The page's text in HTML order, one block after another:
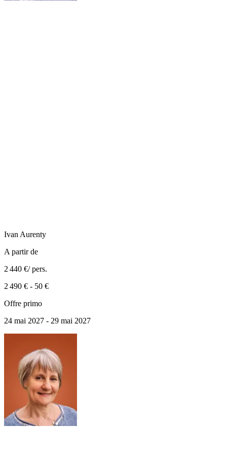
Ivan Aurenty
A partir de
2 440 €/ pers.
2 490 € - 50 €
Offre primo
24 mai 2027 - 29 mai 2027